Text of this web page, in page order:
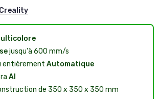
Creality
jusqu'à 600 mm/s
entièrement Automatique
AI
de 350 x 350 x 350 mm